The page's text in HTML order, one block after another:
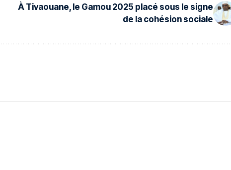
À Tivaouane, le Gamou 2025 placé sous le signe
de la cohésion sociale